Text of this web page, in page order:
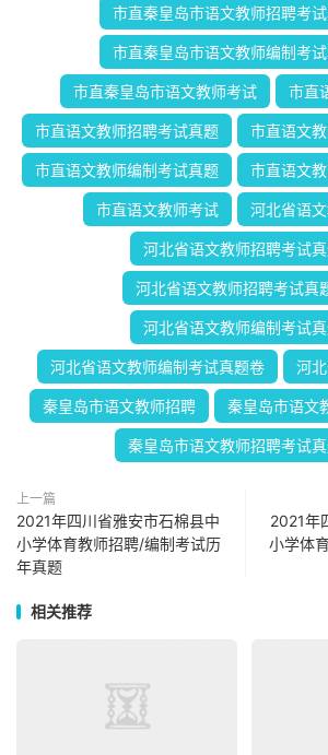
市直秦皇岛市语文教师招聘考
市直秦皇岛市语文教师编制考
市直秦皇岛市语文教师考试 市直
市直语文教师招聘考试真题 市直语文
市直语文教师编制考试真题 市直语文
市直语文教师考试 河北省语
河北省语文教师招聘考试
河北省语文教师招聘考试真
河北省语文教师编制考试
河北省语文教师编制考试真题卷 河
秦皇岛市语文教师招聘 秦皇岛市语文
秦皇岛市语文教师招聘考试
上一篇
2021年四川省雅安市石棉县中
小学体育教师招聘/编制考试历
年真题
2021年
小学体
相关推荐